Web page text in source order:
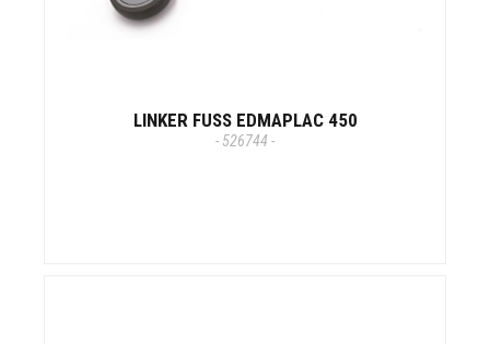
LINKER FUSS EDMAPLAC 450
- 526744 -